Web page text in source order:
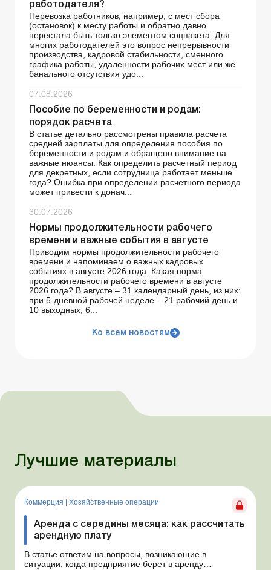
работодателя?
Перевозка работников, например, с мест сбора
(остановок) к месту работы и обратно давно
перестала быть только элементом соцпакета. Для
многих работодателей это вопрос непрерывности
производства, кадровой стабильности, сменного
графика работы, удаленности рабочих мест или же
банального отсутствия удо...
07.08.2026
Пособие по беременности и родам:
порядок расчета
В статье детально рассмотрены правила расчета
средней зарплаты для определения пособия по
беременности и родам и обращено внимание на
важные нюансы. Как определить расчетный период
для декретных, если сотрудница работает меньше
года? Ошибка при определении расчетного периода
может привести к донач...
30.07.2026
Нормы продолжительности рабочего
времени и важные события в августе
Приводим нормы продолжительности рабочего
времени и напоминаем о важных кадровых
событиях в августе 2026 года. Какая норма
продолжительности рабочего времени в августе
2026 года? В августе – 31 календарный день, из них:
при 5-дневной рабочей неделе – 21 рабочий день и
10 выходных; 6...
Ко всем новостям
Лучшие материалы
Коммерция Хозяйственные операции
Аренда с середины месяца: как рассчитать
арендную плату
В статье ответим на вопросы, возникающие в
ситуации, когда предприятие берет в аренду